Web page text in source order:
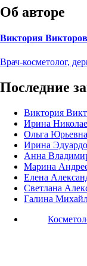
Об авторе
Виктория
Врач-косметолог,
Последние
Виктория
Ирина
Ольга
Ирина
Анна
Марина
Елена
Светлана
Галина